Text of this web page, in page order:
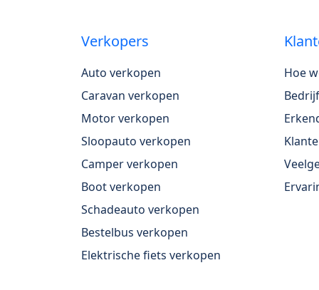
Verkopers
Auto verkopen
Caravan verkopen
Motor verkopen
Sloopauto verkopen
Camper verkopen
Boot verkopen
Schadeauto verkopen
Bestelbus verkopen
Elektrische fiets verkopen
Hoe